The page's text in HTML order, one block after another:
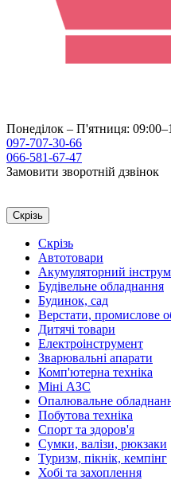
Понеділок – П'ятниця:
097-707-30-66
066-581-67-47
Замовити зворотній дзвінок
Скрізь
Скрізь
Автотовари
Акумуляторний
Будівельне обладнання
Будинок, сад
Верстати, промислове
Дитячі товари
Електроінструмент
Зварювальні апарати
Комп'ютерна техніка
Міні АЗС
Опалювальне
Побутова техніка
Спорт та здоров'я
Сумки, валізи, рюкзаки
Туризм, пікнік, кемпінг
Хобі та захоплення